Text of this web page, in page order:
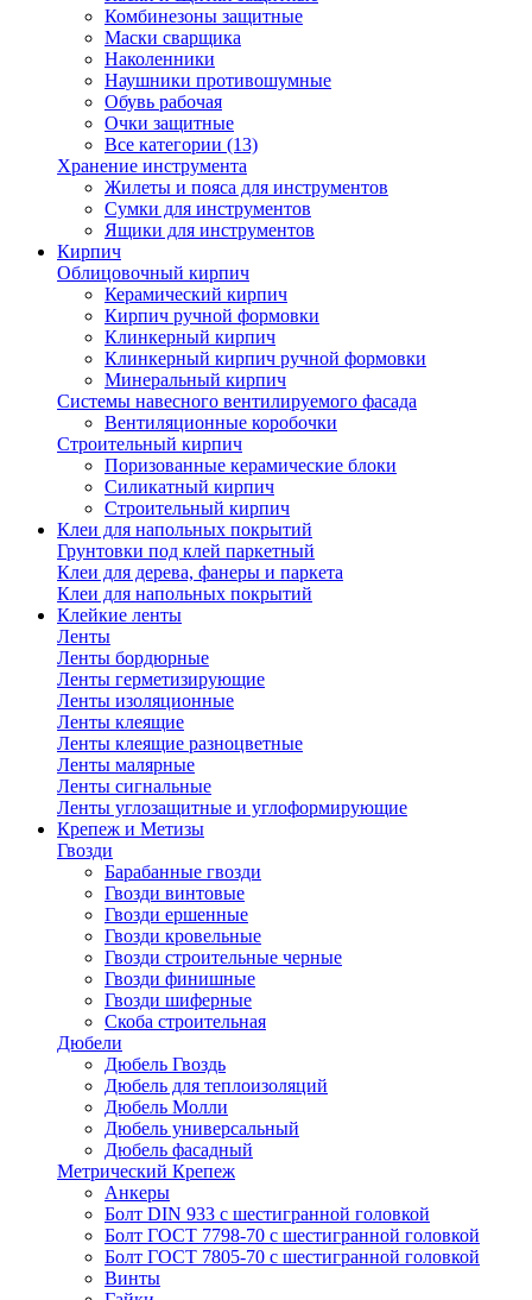
Комбинезоны защитные
Маски сварщика
Наколенники
Наушники противошумные
Обувь рабочая
Очки защитные
Все категории (13)
Хранение инструмента
Жилеты и пояса для инструментов
Сумки для инструментов
Ящики для инструментов
Кирпич
Облицовочный кирпич
Керамический кирпич
Кирпич ручной формовки
Клинкерный кирпич
Клинкерный кирпич ручной формовки
Минеральный кирпич
Системы навесного вентилируемого фасада
Вентиляционные коробочки
Строительный кирпич
Поризованные керамические блоки
Силикатный кирпич
Строительный кирпич
Клеи для напольных покрытий
Грунтовки под клей паркетный
Клеи для дерева, фанеры и паркета
Клеи для напольных покрытий
Клейкие ленты
Ленты
Ленты бордюрные
Ленты герметизирующие
Ленты изоляционные
Ленты клеящие
Ленты клеящие разноцветные
Ленты малярные
Ленты сигнальные
Ленты углозащитные и углоформирующие
Крепеж и Метизы
Гвозди
Барабанные гвозди
Гвозди винтовые
Гвозди ершенные
Гвозди кровельные
Гвозди строительные черные
Гвозди финишные
Гвозди шиферные
Скоба строительная
Дюбели
Дюбель Гвоздь
Дюбель для теплоизоляций
Дюбель Молли
Дюбель универсальный
Дюбель фасадный
Метрический Крепеж
Анкеры
Болт DIN 933 с шестигранной головкой
Болт ГОСТ 7798-70 с шестигранной головкой
Болт ГОСТ 7805-70 с шестигранной головкой
Винты